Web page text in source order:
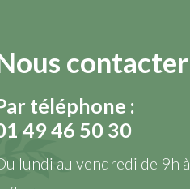
contacter
téléphone :
49 46 50 30
lundi au vendredi de 9h à